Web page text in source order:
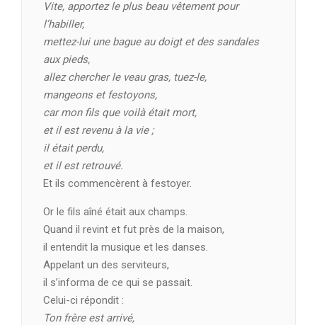
Vite, apportez le plus beau vêtement pour
l’habiller,
mettez-lui une bague au doigt et des sandales
aux pieds,
allez chercher le veau gras, tuez-le,
mangeons et festoyons,
car mon fils que voilà était mort,
et il est revenu à la vie ;
il était perdu,
et il est retrouvé.
Et ils commencèrent à festoyer.
Or le fils aîné était aux champs.
Quand il revint et fut près de la maison,
il entendit la musique et les danses.
Appelant un des serviteurs,
il s’informa de ce qui se passait.
Celui-ci répondit :
Ton frère est arrivé,